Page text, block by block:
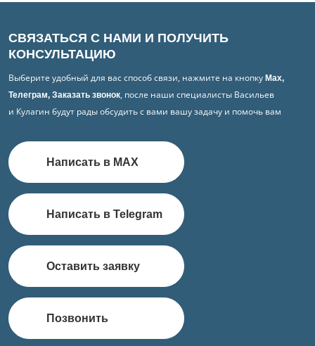
СВЯЗАТЬСЯ С НАМИ И ПОЛУЧИТЬ
КОНСУЛЬТАЦИЮ
Выберите удобный для вас способ связи, нажмите на кнопку Max,
Телеграм, Заказать звонок, после наши специалисты Васильев
и Кулагин будут рады обсудить с вами вашу задачу и помочь вам
Написать в MAX
Написать в Telegram
Оставить заявку
Позвонить